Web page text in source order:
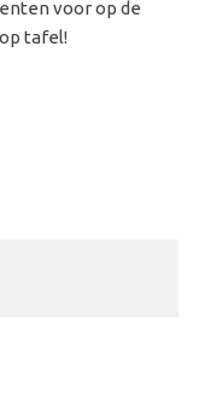
voor op de
tafel!